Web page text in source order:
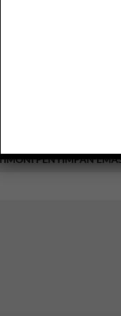
Lulus Loan
PENYIMPAN